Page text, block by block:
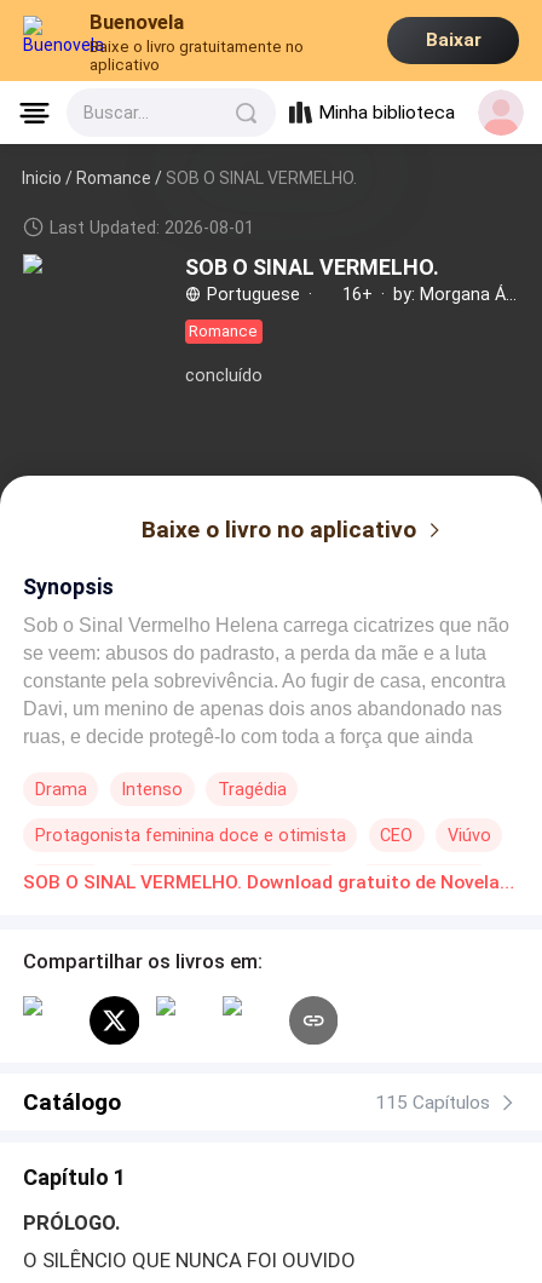
Buenovela
Baixe o livro gratuitamente no
aplicativo
Baixar
Buscar... Minha biblioteca
Inicio /Romance / SOB O SINAL VERMELHO.
Last Updated: 2026-08-01
SOB O SINAL VERMELHO.
Portuguese · 16+ ·
Romance
concluído
Baixe o livro no aplicativo
Synopsis
Sob o Sinal Vermelho Helena carrega cicatrizes que não
se veem: abusos do padrasto, a perda da mãe e a luta
constante pela sobrevivência. Ao fugir de casa, encontra
Davi, um menino de apenas dois anos abandonado nas
ruas, e decide protegê-lo com toda a força que ainda
nasce entre eles um vínculo improvável, feito de cuidado,
viúvo, dono de uma vida confortável mas
emocionalmente vazia. Incapaz de se conectar com o
algo que jamais imaginou: atração, respeito e uma
oferece a Helena a chance de cuidar de Lucca, nenhum
deles imagina que o destino estava prestes a unir seus
primeiros toques de afeto e a descoberta de sentimentos
deixado para trás: o padrasto de Helena retorna, trazendo
medo e ameaçando tudo o que eles construíram. “Sob o
e suspense, onde a coragem se mistura à ternura, os
Drama Intenso Tragédia
Protagonista feminina doce e otimista CEO Viúvo
Traição Casamento por Contrato Renascimento SOB O SINAL VERMELHO. Download gratuito de Novelas Online em PDF
Compartilhar os livros em:
Catálogo 115 Capítulos
Capítulo 1
PRÓLOGO.
O SILÊNCIO QUE NUNCA FOI OUVIDO